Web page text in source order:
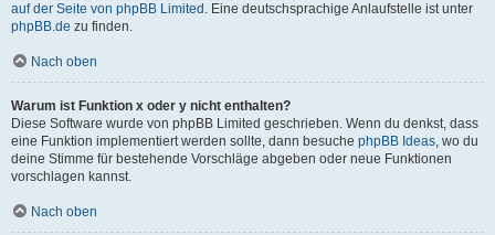
auf der Seite von phpBB Limited . Eine deutschsprachige Anlaufstelle ist unter
phpBB.de zu finden.
Nach oben
Warum ist Funktion x oder y nicht enthalten?
Diese Software wurde von phpBB Limited geschrieben. Wenn du denkst, dass
eine Funktion implementiert werden sollte, dann besuche phpBB Ideas, wo du
deine Stimme für bestehende Vorschläge abgeben oder neue Funktionen
vorschlagen kannst.
Nach oben